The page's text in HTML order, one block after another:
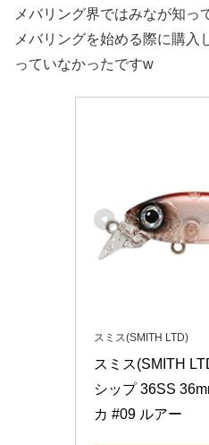
メバリング界ではみなが知っ
メバリングを始める際に購入
っていなかったですw
スミス(SMITH LTD)
スミス(SMITH
シップ 36SS
カ #09 ルアー